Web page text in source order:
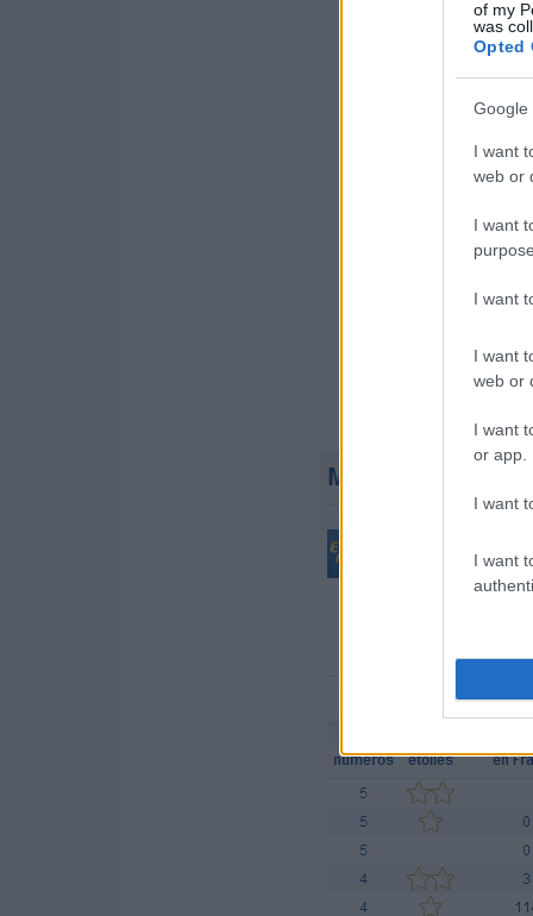
of my
was
Opted
Google
I want
web or
I want
I want
I want
web or
I want
or app.
I want
I want